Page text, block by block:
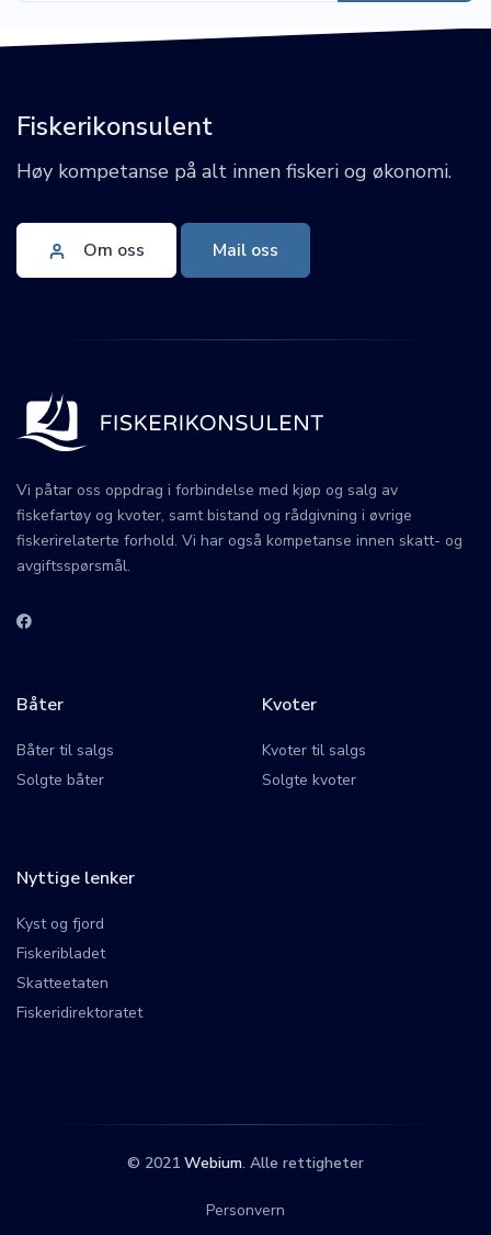
Fiskerikonsulent
Høy kompetanse på alt innen fiskeri og økonomi.
Om oss Mail oss
Vi påtar oss oppdrag i forbindelse med kjøp og salg av
fiskefartøy og kvoter, samt bistand og rådgivning i øvrige
fiskerirelaterte forhold. Vi har også kompetanse innen skatt- og
avgiftsspørsmål.
Båter
Båter til salgs
Solgte båter
Kvoter
Kvoter til salgs
Solgte kvoter
Nyttige lenker
Kyst og fjord
Fiskeribladet
Skatteetaten
Fiskeridirektoratet
© 2021 Webium. Alle rettigheter
Personvern